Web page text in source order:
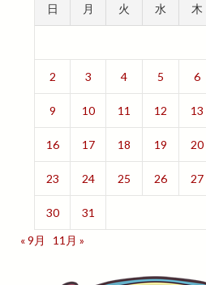
日 月 火 水 木
2 3 4 5 6
9 10 11 12 13
16 17 18 19 20
23 24 25 26 27
30
31
« 9月
11月 »